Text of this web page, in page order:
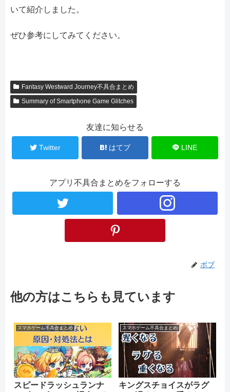
いて紹介しました。
ぜひ参考にしてみてください。
Fantasy Westward Journey不具合まとめ
Summary of Smartphone Game Glitches
友達に知らせる
Twitter はてブ LINE
アプリ不具合まとめをフォローする
ボブ
他の方はこちらも見ています
スマホゲーム不具合まとめ
スピードラッシュランナ
スマホゲーム不具合まとめ
キングスチョイスがラグ